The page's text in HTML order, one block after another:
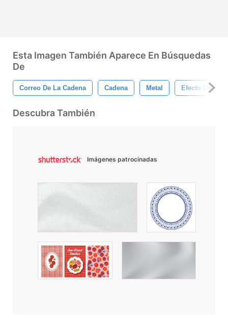
Esta Imagen También Aparece En Búsquedas
De
Correo De La Cadena Cadena Metal Efecto De
Descubra También
Imágenes patrocinadas